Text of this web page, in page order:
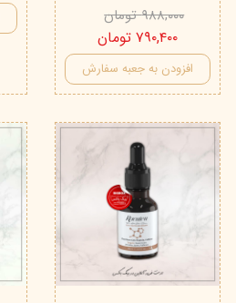
۹۸۸,۰۰۰ تومان
۷۹۰,۴۰۰ تومان
افزودن به جعبه سفارش